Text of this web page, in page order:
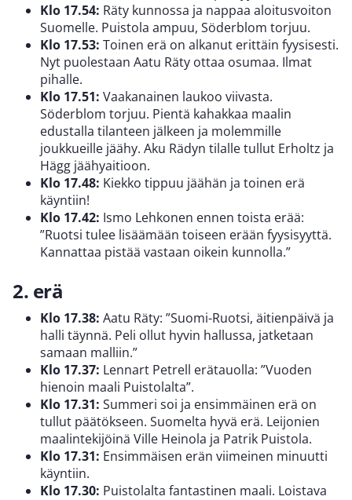
Klo 17.54: Räty kunnossa ja nappaa aloitusvoiton
Suomelle. Puistola ampuu, Söderblom torjuu.
Klo 17.53: Toinen erä on alkanut erittäin fyysisesti.
Nyt puolestaan Aatu Räty ottaa osumaa. Ilmat
pihalle.
Klo 17.51: Vaakanainen laukoo viivasta.
Söderblom torjuu. Pientä kahakkaa maalin
edustalla tilanteen jälkeen ja molemmille
joukkueille jäähy. Aku Rädyn tilalle tullut Erholtz ja
Hägg jäähyaitioon.
Klo 17.48: Kiekko tippuu jäähän ja toinen erä
käyntiin!
Klo 17.42: Ismo Lehkonen ennen toista erää:
”Ruotsi tulee lisäämään toiseen erään fyysisyyttä.
Kannattaa pistää vastaan oikein kunnolla.”
2. erä
Klo 17.38: Aatu Räty: ”Suomi-Ruotsi, äitienpäivä ja
halli täynnä. Peli ollut hyvin hallussa, jatketaan
samaan malliin.”
Klo 17.37: Lennart Petrell erätauolla: ”Vuoden
hienoin maali Puistolalta”.
Klo 17.31: Summeri soi ja ensimmäinen erä on
tullut päätökseen. Suomelta hyvä erä. Leijonien
maalintekijöinä Ville Heinola ja Patrik Puistola.
Klo 17.31: Ensimmäisen erän viimeinen minuutti
käyntiin.
Klo 17.30: Puistolalta fantastinen maali. Loistava